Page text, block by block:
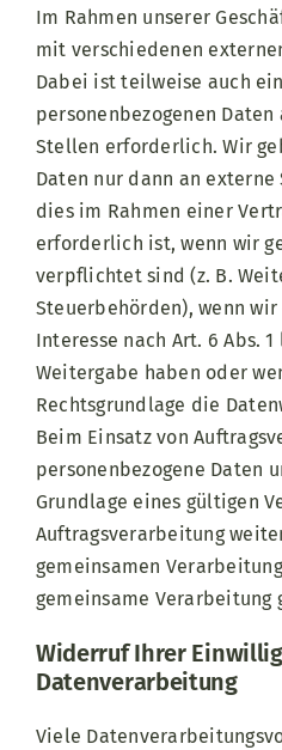
Im Rahmen unserer
mit verschiedenen
Dabei ist teilweise auch
personenbezogenen
Stellen erforderlich. Wir
Daten nur dann an
dies im Rahmen einer
erforderlich ist, wenn wir
verpflichtet sind (z. B.
Steuerbehörden), wenn
Interesse nach Art. 6 Abs. 1
Weitergabe haben oder
Rechtsgrundlage die
Beim Einsatz von
personenbezogene Daten
Grundlage eines gültigen
Auftragsverarbeitung
gemeinsamen
gemeinsame Verarbeitung
Widerruf Ihrer
Datenverarbeitung
Viele